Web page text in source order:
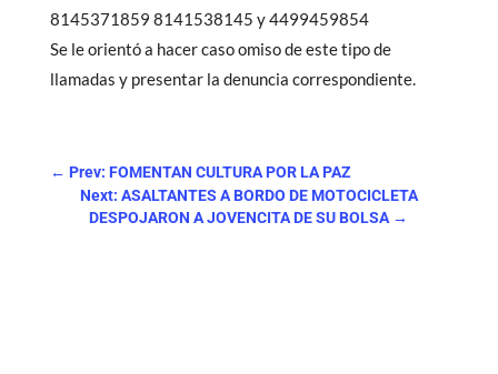
8145371859 8141538145 y 4499459854
Se le orientó a hacer caso omiso de este tipo de
llamadas y presentar la denuncia correspondiente.
← Prev: FOMENTAN CULTURA POR LA PAZ
Next: ASALTANTES A BORDO DE MOTOCICLETA
DESPOJARON A JOVENCITA DE SU BOLSA →